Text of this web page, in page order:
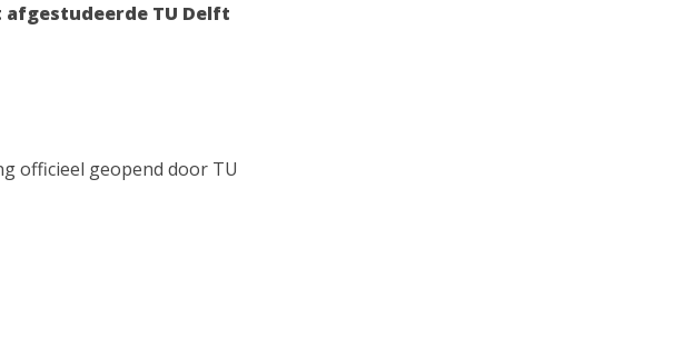
afgestudeerde TU Delft
officieel geopend door TU